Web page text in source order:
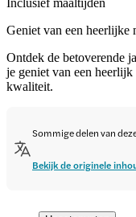
Geniet van een heerlijke
Ontdek de betoverende
je geniet van een
kwaliteit.
Sommige delen van
Bekijk de originele